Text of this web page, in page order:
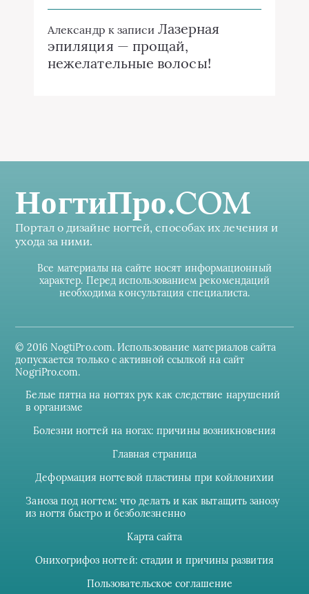
Александр к записи Лазерная
эпиляция — прощай,
нежелательные волосы!
НогтиПро.COM
Портал о дизайне ногтей, способах их лечения и
ухода за ними.
Все материалы на сайте носят информационный
характер. Перед использованием рекомендаций
необходима консультация специалиста.
© 2016 NogtiPro.com. Использование материалов сайта
допускается только с активной ссылкой на сайт
NogriPro.com.
Белые пятна на ногтях рук как следствие нарушений
в организме
Болезни ногтей на ногах: причины возникновения
Главная страница
Деформация ногтевой пластины при койлонихии
Заноза под ногтем: что делать и как вытащить занозу
из ногтя быстро и безболезненно
Карта сайта
Онихогрифоз ногтей: стадии и причины развития
Пользовательское соглашение